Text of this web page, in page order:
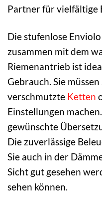
Partner für vielfältige
Die stufenlose
zusammen mit dem
Riemenantrieb ist
Gebrauch. Sie
verschmutzte Ketten
Einstellungen
gewünschte
Die zuverlässige
Sie auch in der
Sicht gut gesehen
sehen können.